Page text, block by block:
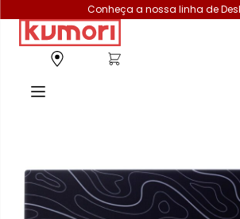
Conheça a nossa linha de